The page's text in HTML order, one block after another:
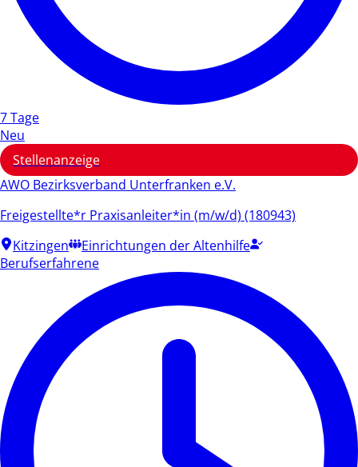
7 Tage
Neu
Stellenanzeige
AWO Bezirksverband Unterfranken e.V.
Freigestellte*r Praxisanleiter*in (m/w/d) (180943)
Kitzingen
Einrichtungen der Altenhilfe
Berufserfahrene